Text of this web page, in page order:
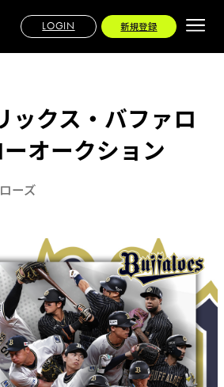
LOGIN 新規登録
ックス・バファロ
オークション
ーズ